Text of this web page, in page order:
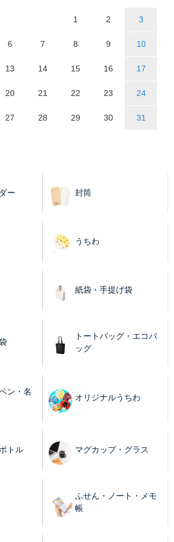
1 2 3
6 7 8 9 10
13 14 15 16 17
20 21 22 23 24
27 28 29 30 31
ー 封筒
うちわ
紙袋・手提げ袋
トートバッグ・エコバ
ッグ
ン・名
オリジナルうちわ
トル マグカップ・グラス
ふせん・ノート・メモ
帳